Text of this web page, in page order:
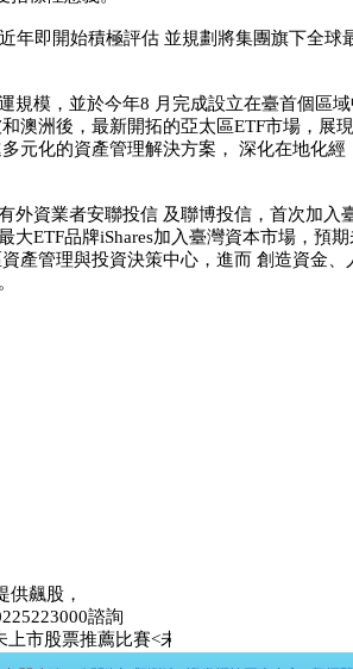
即開始積極評估 並規劃將集團旗下全球
模，並於今年8 月完成設立在臺首個區域
澳洲後，最新開拓的亞太區ETF市場，展
元化的資產管理解決方案， 深化在地化經
資業者安聯投信 及聯博投信，首次加入
大ETF品牌iShares加入臺灣資本市場，預期
產管理與投資決策中心，進而 創造資金、
飆股，
諮詢
市股票推薦比賽<未上市達人>出爐: 第一名